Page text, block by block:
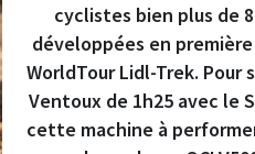
cyclistes bien plus de
développées en
WorldTour Lidl-Trek. Pour
Ventoux de 1h25 avec le
cette machine à